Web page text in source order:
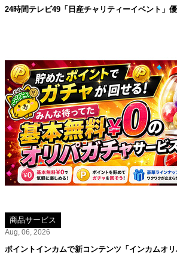
24時間テレビ49「日産チャリティーイベント」
商品サービス
Aug, 06, 2026
ポイントインカムで新コンテンツ「インカムオ